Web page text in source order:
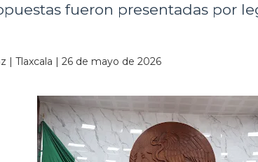
fueron presentadas por
| Tlaxcala | 26 de mayo de 2026